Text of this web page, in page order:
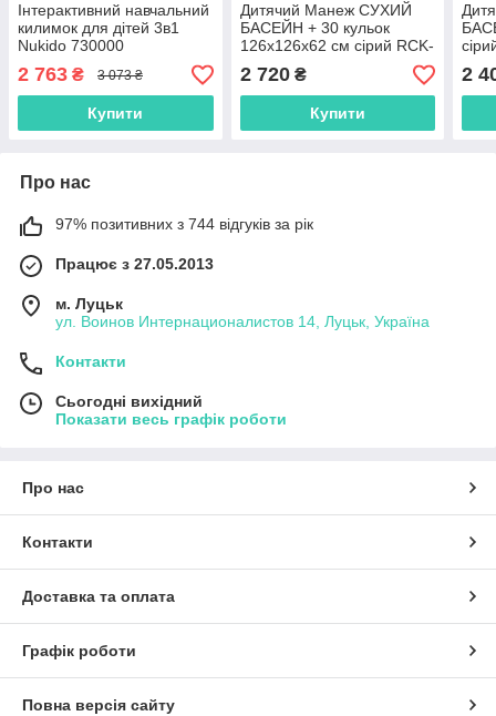
Інтерактивний навчальний
килимок для дітей 3в1
Nukido 730000
2 763 ₴ 3 073 ₴
Купити
Дитячий Манеж СУХИЙ
БАСЕЙН + 30 кульок
126х126х62 см сірий RCK-
459 /COZY 20
2 720₴
Купити
2
Про нас
97% позитивних з 744 відгуків за рік
Працює з 27.05.2013
м. Луцьк
ул. Воинов Интернационалистов 14, Луцьк, Україна
Контакти
Сьогодні вихідний
Показати весь графік роботи
Про нас
Контакти
Доставка та оплата
Графік роботи
Повна версія сайту